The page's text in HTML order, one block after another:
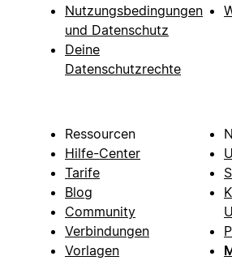
Nutzungsbedingungen
und Datenschutz
Deine
Datenschutzrechte
Ressourcen
Hilfe-Center
Tarife
Blog
Community
Verbindungen
Vorlagen